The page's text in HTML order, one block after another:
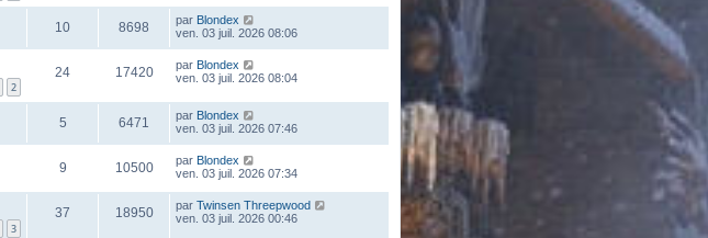
10 8698 par Blondex
ven. 03 juil. 2026 08:06
2
24 17420 par Blondex
ven. 03 juil. 2026 08:04
5 6471 par Blondex
ven. 03 juil. 2026 07:46
9 10500 par Blondex
ven. 03 juil. 2026 07:34
3
37 18950 par Twinsen Threepwood
ven. 03 juil. 2026 00:46